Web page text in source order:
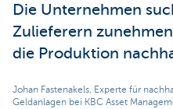
Die Unternehmen
Zulieferern
die Produktion
Johan Fastenakels, Experte für
Geldanlagen bei KBC Asset